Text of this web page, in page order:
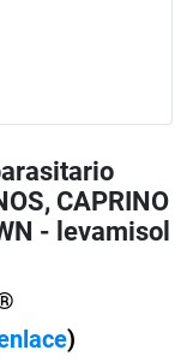
CAPRINO
- levamisol
)